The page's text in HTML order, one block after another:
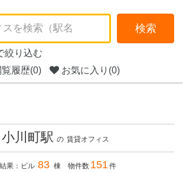
検索
絞り込む
覧履歴(0) お気に入り (0)
川町駅 の 賃貸オフィス
果：ビル 83 棟 物件数 151件